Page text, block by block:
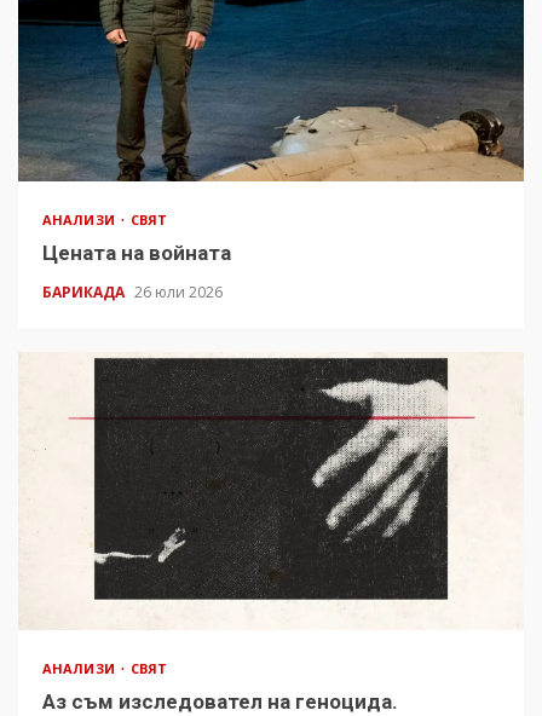
АНАЛИЗИ СВЯТ
Цената на войната
БАРИКАДА 26 юли 2026
АНАЛИЗИ СВЯТ
Аз съм изследовател на геноцида.